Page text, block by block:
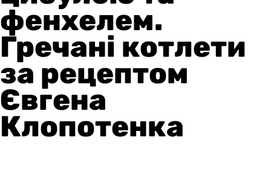
фенхелем.
Гречані котлети
за рецептом
Євгена
Клопотенка